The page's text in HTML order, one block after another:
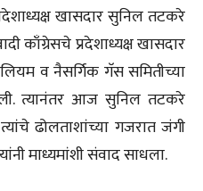
प्रदेशाध्यक्ष खासदार सुनिल तटकरे
काँग्रेसचे प्रदेशाध्यक्ष खासदार
व नैसर्गिक गॅस समितीच्या
त्यानंतर आज सुनिल तटकरे
ढोलताशांच्या गजरात जंगी
माध्यमांशी संवाद साधला.